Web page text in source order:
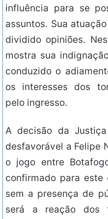
influência para se
assuntos. Sua
dividido opiniões.
mostra sua
conduzido o
os interesses dos
pelo ingresso.
A decisão da
desfavorável a Felipe
o jogo entre
confirmado para este
sem a presença de
será a reação dos